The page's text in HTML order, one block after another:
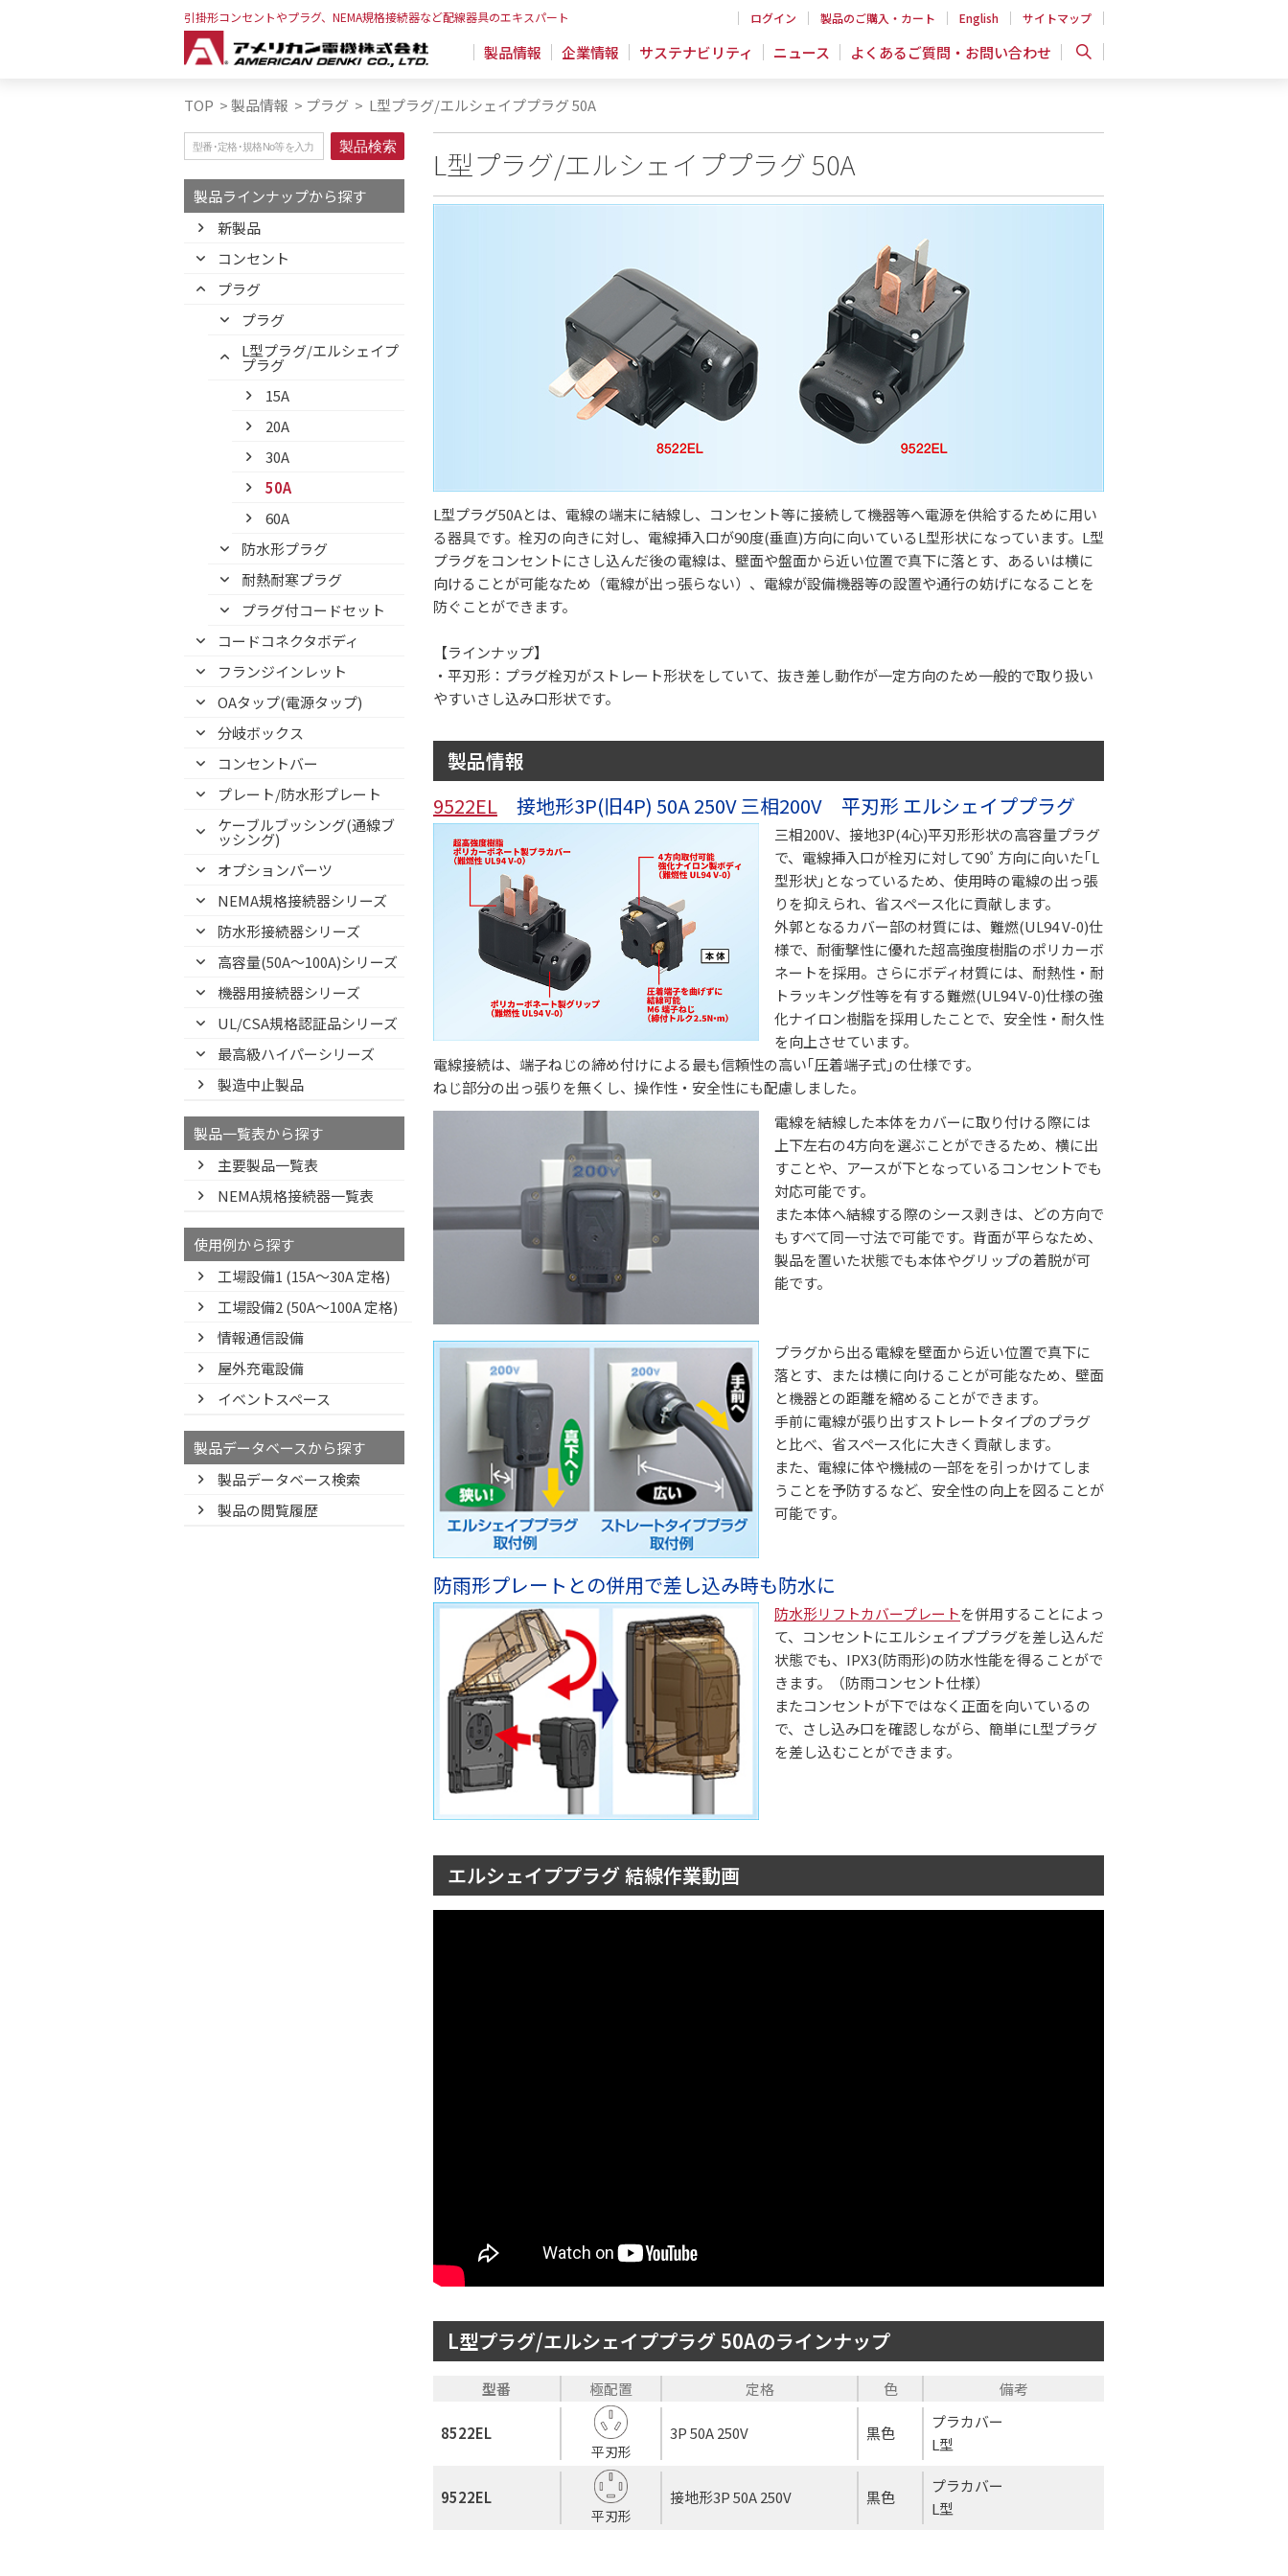
引掛形コンセントやプラグ、NEMA規格接続器など配線器具のエキスパート ログイン 製品のご購入・カート English サイトマップ
製品情報 企業情報 サステナビリティ ニュース よくあるご質問・お問い合わせ
TOP >製品情報 > プラグ > L型プラグ/エルシェイププラグ 50A
製品ラインナップから探す
新製品
コンセント
プラグ
プラグ
L型プラグ/エルシェイプ
プラグ
15A
20A
30A
50A
60A
防水形プラグ
耐熱耐寒プラグ
プラグ付コードセット
コードコネクタボディ
フランジインレット
OAタップ(電源タップ)
分岐ボックス
コンセントバー
プレート/防水形プレート
ケーブルブッシング(通線ブ
ッシング)
オプションパーツ
NEMA規格接続器シリーズ
防水形接続器シリーズ
高容量(50A～100A)シリーズ
機器用接続器シリーズ
UL/CSA規格認証品シリーズ
最高級ハイパーシリーズ
製造中止製品
製品一覧表から探す
主要製品一覧表
NEMA規格接続器一覧表
使用例から探す
工場設備1 (15A〜30A 定格)
工場設備2 (50A〜100A 定格)
情報通信設備
屋外充電設備
イベントスペース
製品データベースから探す
製品データベース検索
製品の閲覧履歴
L型プラグ/エルシェイププラグ 50A
L型プラグ50Aとは、電線の端末に結線し、コンセント等に接続して機器等へ電源を供給するために用い
る器具です。栓刃の向きに対し、電線挿入口が90度(垂直)方向に向いているL型形状になっています。L型
プラグをコンセントにさし込んだ後の電線は、壁面や盤面から近い位置で真下に落とす、あるいは横に
向けることが可能なため（電線が出っ張らない）、電線が設備機器等の設置や通行の妨げになることを
防ぐことができます。
【ラインナップ】
・平刃形：プラグ栓刃がストレート形状をしていて、抜き差し動作が一定方向のため一般的で取り扱い
やすいさし込み口形状です。
製品情報
9522EL 接地形3P(旧4P) 50A 250V 三相200V 平刃形 エルシェイププラグ
三相200V、接地3P(4心)平刃形形状の高容量プラグ
で、電線挿入口が栓刃に対して90ﾟ方向に向いた｢L
型形状｣となっているため、使用時の電線の出っ張
りを抑えられ、省スペース化に貢献します。
外郭となるカバー部の材質には、難燃(UL94 V-0)仕
様で、耐衝撃性に優れた超高強度樹脂のポリカーボ
ネートを採用。さらにボディ材質には、耐熱性・耐
トラッキング性等を有する難燃(UL94 V-0)仕様の強
化ナイロン樹脂を採用したことで、安全性・耐久性
を向上させています。
電線接続は、端子ねじの締め付けによる最も信頼性の高い｢圧着端子式｣の仕様です。
ねじ部分の出っ張りを無くし、操作性・安全性にも配慮しました。
電線を結線した本体をカバーに取り付ける際には
上下左右の4方向を選ぶことができるため、横に出
すことや、アースが下となっているコンセントでも
対応可能です。
また本体へ結線する際のシース剥きは、どの方向で
もすべて同一寸法で可能です。背面が平らなため、
製品を置いた状態でも本体やグリップの着脱が可
能です。
プラグから出る電線を壁面から近い位置で真下に
落とす、または横に向けることが可能なため、壁面
と機器との距離を縮めることができます。
手前に電線が張り出すストレートタイプのプラグ
と比べ、省スペース化に大きく貢献します。
また、電線に体や機械の一部をを引っかけてしま
うことを予防するなど、安全性の向上を図ることが
可能です。
防雨形プレートとの併用で差し込み時も防水に
防水形リフトカバープレートを併用することによっ
て、コンセントにエルシェイププラグを差し込んだ
状態でも、IPX3(防雨形)の防水性能を得ることがで
きます。（防雨コンセント仕様）
またコンセントが下ではなく正面を向いているの
で、さし込み口を確認しながら、簡単にL型プラグ
を差し込むことができます。
エルシェイププラグ 結線作業動画
L型プラグ/エルシェイププラグ 50Aのラインナップ
型番 極配置 定格 色 備考
8522EL
平刃形
3P 50A 250V 黒色
プラカバー
L型
9522EL
平刃形
接地形3P 50A 250V 黒色
プラカバー
L型